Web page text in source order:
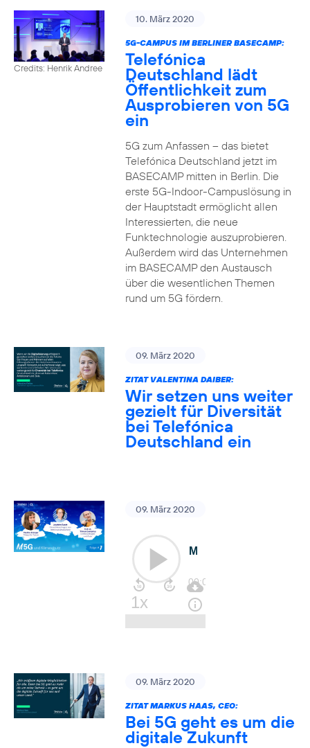
Credits: Henrik Andree
10. März 2020
5G-CAMPUS IM BERLINER BASECAMP:
Telefónica
Deutschland lädt
Öffentlichkeit zum
Ausprobieren von 5G
ein
5G zum Anfassen – das bietet
Telefónica Deutschland jetzt im
BASECAMP mitten in Berlin. Die
erste 5G-Indoor-Campuslösung in
der Hauptstadt ermöglicht allen
Interessierten, die neue
Funktechnologie auszuprobieren.
Außerdem wird das Unternehmen
im BASECAMP den Austausch
über die wesentlichen Themen
rund um 5G fördern.
09. März 2020
ZITAT VALENTINA DAIBER:
Wir setzen uns weiter
gezielt für Diversität
bei Telefónica
Deutschland ein
09. März 2020
09. März 2020
ZITAT MARKUS HAAS, CEO:
Bei 5G geht es um die
digitale Zukunft